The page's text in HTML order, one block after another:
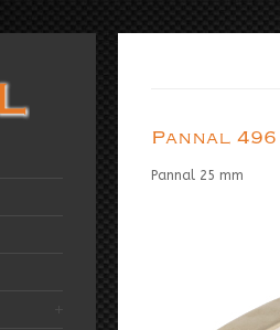
Pannal 496
Pannal 25 mm